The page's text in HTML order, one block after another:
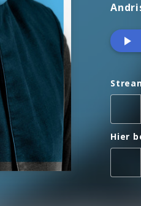
Hier